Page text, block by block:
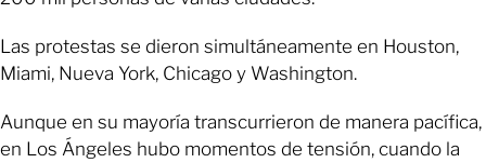
Las protestas se dieron simultáneamente en Houston,
Miami, Nueva York, Chicago y Washington.
Aunque en su mayoría transcurrieron de manera pacífica,
en Los Ángeles hubo momentos de tensión, cuando la